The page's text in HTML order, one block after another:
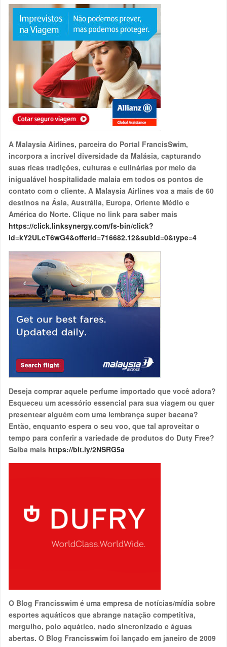
A Malaysia Airlines, parceira do Portal FrancisSwim,
incorpora a incrível diversidade da Malásia, capturando
suas ricas tradições, culturas e culinárias por meio da
inigualável hospitalidade malaia em todos os pontos de
contato com o cliente. A Malaysia Airlines voa a mais de 60
destinos na Ásia, Austrália, Europa, Oriente Médio e
América do Norte. Clique no link para saber mais
https://click.linksynergy.com/fs-bin/click?
id=kY2ULcT6wG4&offerid=716682.12&subid=0&type=4
Deseja comprar aquele perfume importado que você adora?
Esqueceu um acessório essencial para sua viagem ou quer
presentear alguém com uma lembrança super bacana?
Então, enquanto espera o seu voo, que tal aproveitar o
tempo para conferir a variedade de produtos do Duty Free?
Saiba mais https://bit.ly/2NSRG5a
O Blog Francisswim é uma empresa de notícias/mídia sobre
esportes aquáticos que abrange natação competitiva,
mergulho, polo aquático, nado sincronizado e águas
abertas. O Blog Francisswim foi lançado em janeiro de 2009